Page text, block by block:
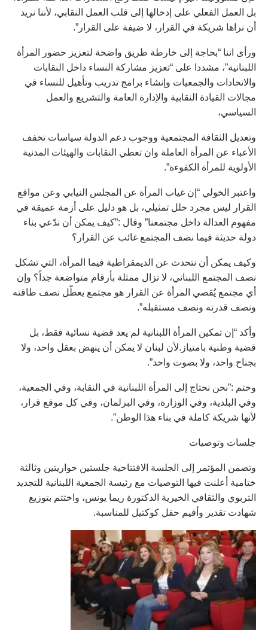
بل العمل الفعلي على إدخالها إلى قلب العمل النقابي، لأننا نريد
أن نراها شريكة في القرار، لا ضيفة على القرار”.
ورأى اننا “بحاجة إلى خارطة طريق واضحة لتعزيز حضور المرأة
اللبنانية”، مشددا على “تعزيز مشاركة النساء داخل النقابات
والاتحادات والجمعيات وإنشاء برامج تدريب وتأهيل للنساء في
مجالات القيادة النقابية والإدارة العامة والتشريع والعمل
السياسي،
وتعديل الثقافة المجتمعية ووجوب دعم الدولة سياسات تخفف
الأعباء عن المرأة العاملة وان تعطي النقابات والهيئات المدنية
الأولوية للمرأة الكفوءة”.
واعتبر الخولي “إن غياب المرأة عن المجلس النيابي وعن مواقع
القرار ليس مجرد خلل تمثيلي، بل هو دليل على أزمة عميقة في
مفهوم العدالة داخل مجتمعنا” وقال :”كيف يمكن أن ندّعي بناء
دولة حديثة فيما نصف المجتمع غائب عن القرار؟
وكيف يمكن أن نتحدث عن الديمقراطية فيما المرأة، التي تشكل
نصف المجتمع اللبناني، لا تزال ممثلة بأرقام متواضعة جداً؟ وإن
أي مجتمع يُقصي المرأة عن القرار هو مجتمع يعطّل نصف طاقته
ونصف قدرته ونصف مستقبله”.
وأكد “إن تمكين المرأة اللبنانية لم يعد قضية نسائية فقط، بل
قضية وطنية بامتياز.لأن لبنان لا يمكن أن ينهض بعقل واحد، ولا
بجناح واحد، ولا بصوت واحد”.
وختم :”نحن نحتاج إلى المرأة اللبنانية في النقابة، وفي الجمعية،
وفي البلدية، وفي الوزارة، وفي البرلمان، وفي كل موقع قرار،
لأنها شريكة كاملة في بناء هذا الوطن”.
جلسات وتوصيات
وتضمن المؤتمر إلى الجلسة الافتتاحية جلستين حواريتين وثالثة
ختامية أعلنت فيها التوصيات مع رئيسة الجمعية اللبنانية للتجديد
التربوي والثقافي الخيرية الدكتورة ريما يونس، واختتم بتوزيع
شهادت تقدير وأقيم حفل كوكتيل للمناسبة.